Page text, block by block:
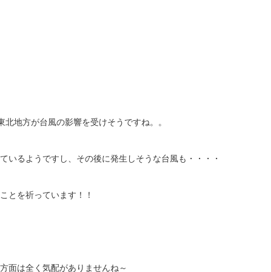
北地方が台風の影響を受けそうですね。。
いるようですし、その後に発生しそうな台風も・・・・
とを祈っています！！
面は全く気配がありませんね～